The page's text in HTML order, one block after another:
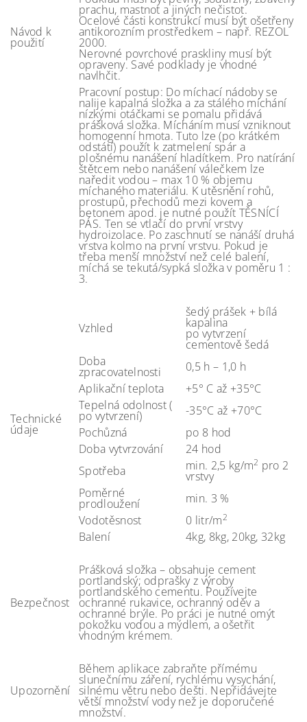
Návod k
použití
prachu, mastnot a jiných nečistot.
Ocelové části konstrukcí musí být ošetřeny
antikorozním prostředkem – např. REZOL
2000.
Nerovné povrchové praskliny musí být
opraveny. Savé podklady je vhodné
navlhčit.
Pracovní postup: Do míchací nádoby se
nalije kapalná složka a za stálého míchání
nízkými otáčkami se pomalu přidává
prášková složka. Mícháním musí vzniknout
homogenní hmota. Tuto lze (po krátkém
odstátí) použít k zatmelení spár a
plošnému nanášení hladítkem. Pro natírání
štětcem nebo nanášení válečkem lze
naředit vodou – max 10 % objemu
míchaného materiálu. K utěsnění rohů,
prostupů, přechodů mezi kovem a
betonem apod. je nutné použít TĚSNÍCÍ
PÁS. Ten se vtlačí do první vrstvy
hydroizolace. Po zaschnutí se nanáší druhá
vrstva kolmo na první vrstvu. Pokud je
třeba menší množství než celé balení,
míchá se tekutá/sypká složka v poměru 1 :
3.
Technické
údaje
Vzhled
šedý prášek + bílá
kapalina
po vytvrzení
cementově šedá
Doba
zpracovatelnosti
0,5 h – 1,0 h
Aplikační teplota
+5° C až +35°C
Tepelná odolnost (
po vytvrzení)
-35°C až +70°C
Pochůzná
po 8 hod
Doba vytvrzování
24 hod
Spotřeba
min. 2,5 kg/m2 pro 2
vrstvy
Poměrné
prodloužení
min. 3 %
Vodotěsnost
0 litr/m2
Balení 4kg, 8kg, 20kg, 32kg
Bezpečnost
Prášková složka – obsahuje cement
portlandský; odprašky z výroby
portlandského cementu. Používejte
ochranné rukavice, ochranný oděv a
ochranné brýle. Po práci je nutné omýt
pokožku vodou a mýdlem, a ošetřit
vhodným krémem.
Upozornění
Během aplikace zabraňte přímému
slunečnímu záření, rychlému vysychání,
silnému větru nebo dešti. Nepřidávejte
větší množství vody než je doporučené
množství.